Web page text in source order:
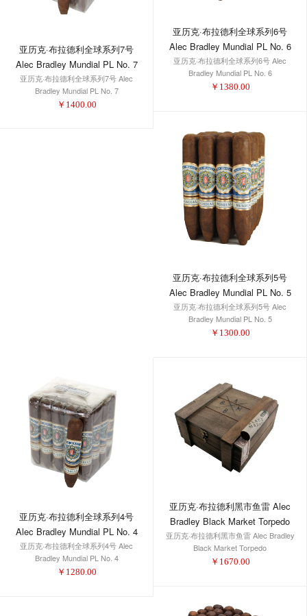
亚历克·布拉德利全球系列7号
Alec Bradley Mundial PL No. 7
亚历克·布拉德利全球系列7号 Alec
Bradley Mundial PL No. 7
￥ 1400.00
亚历克·布拉德利全球系列6号
Alec Bradley Mundial PL No. 6
亚历克·布拉德利全球系列6号 Alec
Bradley Mundial PL No. 6
￥ 1380.00
亚历克·布拉德利全球系列5号
Alec Bradley Mundial PL No. 5
亚历克·布拉德利全球系列5号 Alec
Bradley Mundial PL No. 5
￥ 1300.00
亚历克·布拉德利全球系列4号
Alec Bradley Mundial PL No. 4
亚历克·布拉德利全球系列4号 Alec
Bradley Mundial PL No. 4
￥ 1280.00
亚历克·布拉德利黑市鱼雷 Alec
Bradley Black Market Torpedo
亚历克·布拉德利黑市鱼雷 Alec Bradley
Black Market Torpedo
￥ 1670.00